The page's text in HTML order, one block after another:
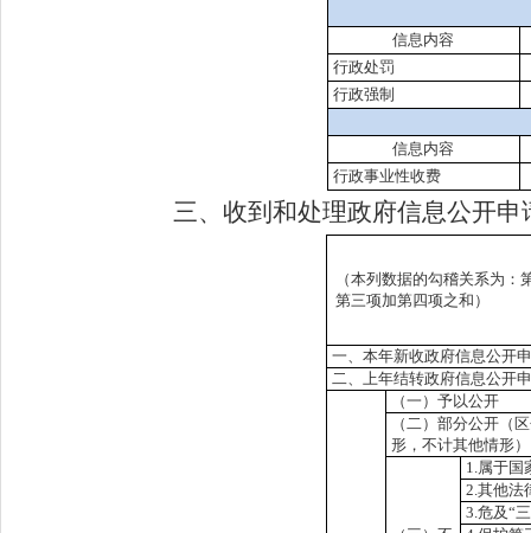
信息内容
行政处罚
行政强制
信息内容
行政事业性收费
三、收到和处理政府信息公开申
（本列数据的勾稽关系为
第三项加第四项之和）
一、本年新收政府信息公开
二、上年结转政府信息公开
（一）予以公开
（二）部分公开 （
形，不计其他情形）
1.属于国
2.其他法
3.危及“